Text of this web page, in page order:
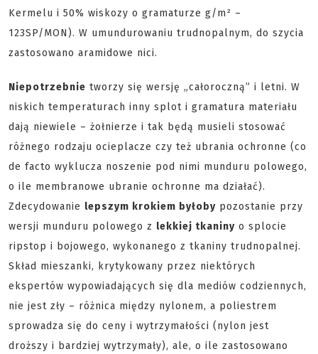
Kermelu i 50% wiskozy o gramaturze g/m² –
123SP/MON). W umundurowaniu trudnopalnym, do szycia
zastosowano aramidowe nici.
Niepotrzebnie tworzy się wersję „całoroczną” i letni. W
niskich temperaturach inny splot i gramatura materiału
dają niewiele – żołnierze i tak będą musieli stosować
różnego rodzaju ocieplacze czy też ubrania ochronne (co
de facto wyklucza noszenie pod nimi munduru polowego,
o ile membranowe ubranie ochronne ma działać).
Zdecydowanie lepszym krokiem byłoby pozostanie przy
wersji munduru polowego z lekkiej tkaniny o splocie
ripstop i bojowego, wykonanego z tkaniny trudnopalnej.
Skład mieszanki, krytykowany przez niektórych
ekspertów wypowiadających się dla mediów codziennych,
nie jest zły – różnica między nylonem, a poliestrem
sprowadza się do ceny i wytrzymałości (nylon jest
droższy i bardziej wytrzymały), ale, o ile zastosowano